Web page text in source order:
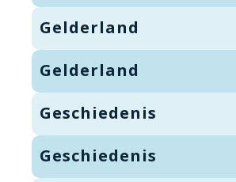
Gelderland
Gelderland
Geschiedenis
Geschiedenis